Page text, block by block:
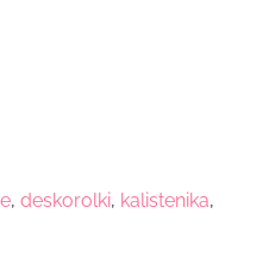
, deskorolki, kalistenika,